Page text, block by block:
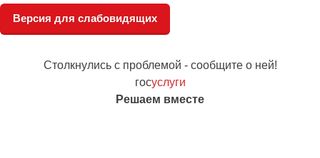
Версия для слабовидящих
Столкнулись с проблемой - сообщите о ней!
госуслуги
Решаем вместе